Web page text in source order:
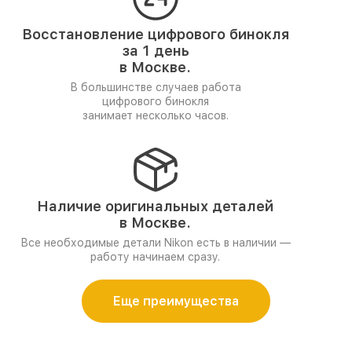
Восстановление цифрового бинокля
за 1 день
в Москве.
В большинстве случаев работа
цифрового бинокля
занимает несколько часов.
Наличие оригинальных деталей
в Москве.
Все необходимые детали Nikon есть в наличии —
работу начинаем сразу.
Еще преимущества